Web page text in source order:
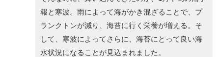
報と寒波。雨によって海がかき混ざることで、プ
ランクトンが減り、海苔に行く栄養が増える。そ
して、寒波によってさらに、海苔にとって良い海
水状況になることが見込まれました。